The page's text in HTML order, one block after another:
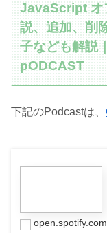
JavaScript オ
説、追加、削
子なども解説
pODCAST
下記のPodcastは、
open.spotify.com